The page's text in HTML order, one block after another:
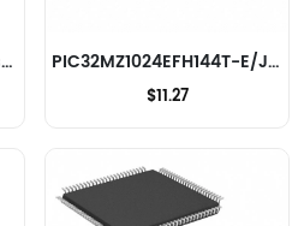
R5F524T8ADFN#11 Renesas Electronics America Inc Microcontrôleurs PIC32MZ1024EFH144T-E/JWX Microchip Technology Microcontrôleurs
$11.27